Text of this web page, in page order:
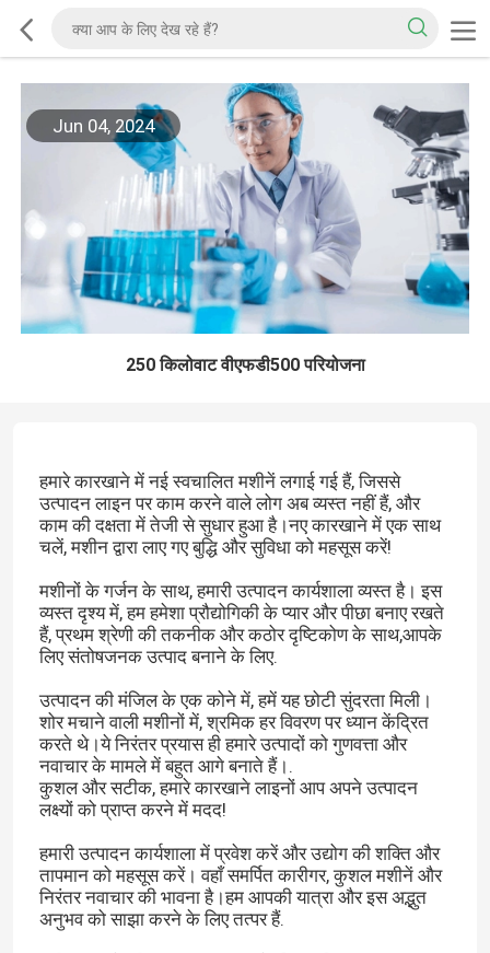
Jun 04, 2024
250 किलोवाट वीएफडी500 परियोजना
हमारे कारखाने में नई स्वचालित मशीनें लगाई गई हैं, जिससे
उत्पादन लाइन पर काम करने वाले लोग अब व्यस्त नहीं हैं, और
काम की दक्षता में तेजी से सुधार हुआ है।नए कारखाने में एक साथ
चलें, मशीन द्वारा लाए गए बुद्धि और सुविधा को महसूस करें!
मशीनों के गर्जन के साथ, हमारी उत्पादन कार्यशाला व्यस्त है। इस
व्यस्त दृश्य में, हम हमेशा प्रौद्योगिकी के प्यार और पीछा बनाए रखते
हैं, प्रथम श्रेणी की तकनीक और कठोर दृष्टिकोण के साथ,आपके
लिए संतोषजनक उत्पाद बनाने के लिए.
उत्पादन की मंजिल के एक कोने में, हमें यह छोटी सुंदरता मिली।
शोर मचाने वाली मशीनों में, श्रमिक हर विवरण पर ध्यान केंद्रित
करते थे।ये निरंतर प्रयास ही हमारे उत्पादों को गुणवत्ता और
नवाचार के मामले में बहुत आगे बनाते हैं।.
कुशल और सटीक, हमारे कारखाने लाइनों आप अपने उत्पादन
लक्ष्यों को प्राप्त करने में मदद!
हमारी उत्पादन कार्यशाला में प्रवेश करें और उद्योग की शक्ति और
तापमान को महसूस करें। वहाँ समर्पित कारीगर, कुशल मशीनें और
निरंतर नवाचार की भावना है।हम आपकी यात्रा और इस अद्भुत
अनुभव को साझा करने के लिए तत्पर हैं.